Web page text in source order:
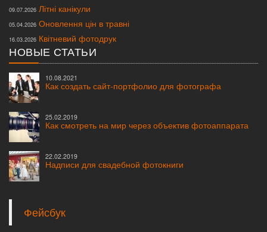
09.07.2026 Літні канікули
05.04.2026 Оновлення цін в травні
16.03.2026 Квітневий фотодрук
НОВЫЕ СТАТЬИ
10.08.2021
Как создать сайт-портфолио для фотографа
25.02.2019
Как смотреть на мир через объектив фотоаппарата
22.02.2019
Надписи для свадебной фотокниги
Фейсбук